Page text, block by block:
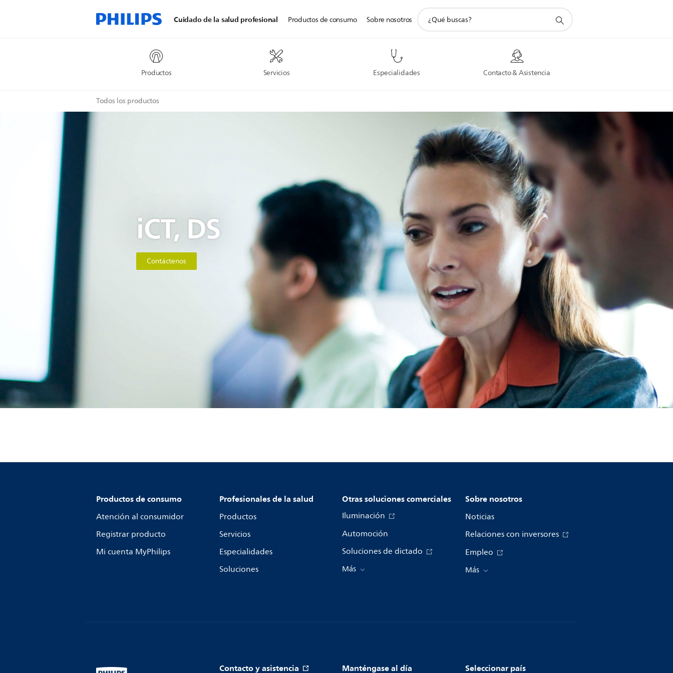
Cuidado de la salud profesional
Productos Servicios Especialidades Contacto & Asistencia
Productos de consumo Sobre nosotros
Todos los productos
iCT, DS
Contáctenos
Productos de consumo
Atención al consumidor
Registrar producto
Mi cuenta MyPhilips
Profesionales de la salud
Productos
Servicios
Especialidades
Soluciones
Otras soluciones comerciales
Iluminación
Automoción
Soluciones de dictado
Más
Sobre nosotros
Noticias
Relaciones con inversores
Empleo
Más
Contacto y asistencia Manténgase al día Seleccionar país